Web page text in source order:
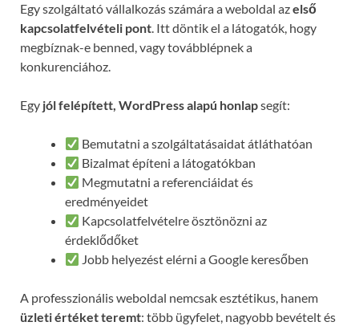
Egy szolgáltató vállalkozás számára a weboldal azelső
kapcsolatfelvételi pont. Itt döntik el a látogatók, hogy
megbíznak-e benned, vagy továbblépnek a
konkurenciához.
Egy jól felépített, WordPress alapú honlapsegít:
Bemutatni a szolgáltatásaidat átláthatóan
Bizalmat építeni a látogatókban
Megmutatni a referenciáidat és
eredményeidet
Kapcsolatfelvételre ösztönözni az
érdeklődőket
Jobb helyezést elérni a Google keresőben
A professzionális weboldal nemcsak esztétikus, hanem
üzleti értéket teremt: több ügyfelet, nagyobb bevételt és